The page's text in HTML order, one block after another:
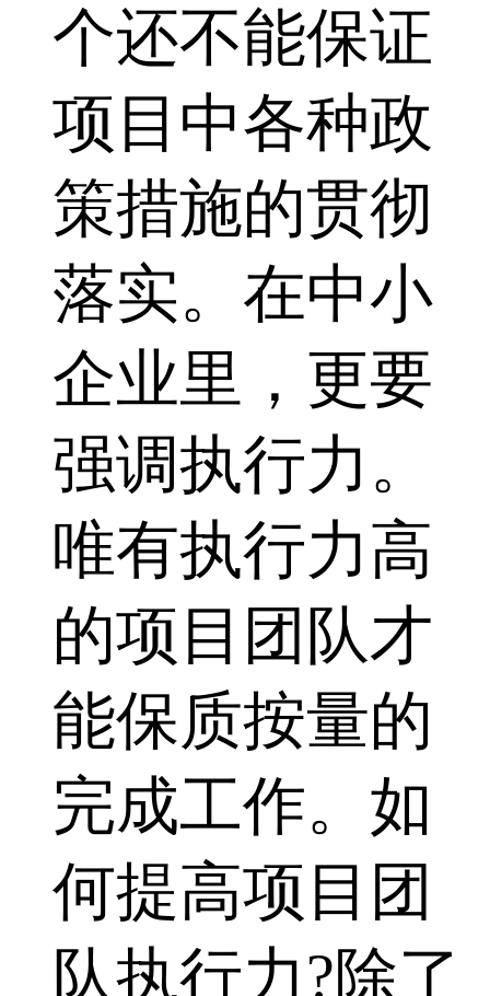
个还不能保证
项目中各种政
策措施的贯彻
落实。在中小
企业里，更要
强调执行力。
唯有执行力高
的项目团队才
能保质按量的
完成工作。如
何提高项目团
队执行力?除了